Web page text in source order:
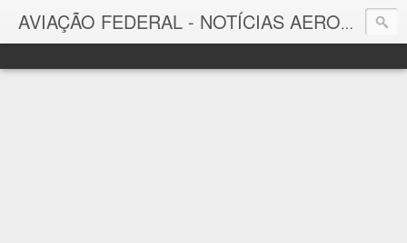
AVIAÇÃO FEDERAL - NOTÍCIAS AERONÁUTICAS & TECNOLOGIAS
Aviação Federal